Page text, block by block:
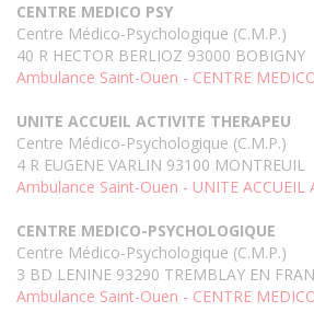
CENTRE MEDICO PSY
Centre Médico-Psychologique (C.M.P.)
40 R HECTOR BERLIOZ 93000 BOBIGNY
Ambulance Saint-Ouen - CENTRE
UNITE ACCUEIL ACTIVITE THERAPEU
Centre Médico-Psychologique (C.M.P.)
4 R EUGENE VARLIN 93100 MONTREUIL
Ambulance Saint-Ouen - UNITE ACCUEIL
CENTRE MEDICO-PSYCHOLOGIQUE
Centre Médico-Psychologique (C.M.P.)
3 BD LENINE 93290 TREMBLAY EN
Ambulance Saint-Ouen - CENTRE